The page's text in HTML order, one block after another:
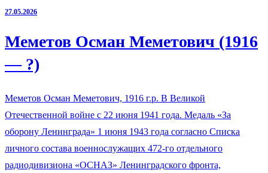
27.05.2026
Меметов Осман Меметович (1916
— ?)
Меметов Осман Меметович, 1916 г.р. В Великой
Отечественной войне с 22 июня 1941 года. Медаль «За
оборону Ленинграда» 1 июня 1943 года согласно Списка
личного состава военнослужащих 472-го отдельного
радиодивизиона «ОСНАЗ» Ленинградского фронта,